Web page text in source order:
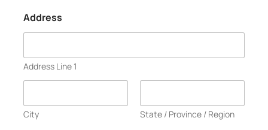
Address
Address Line 1
City State / Province / Region